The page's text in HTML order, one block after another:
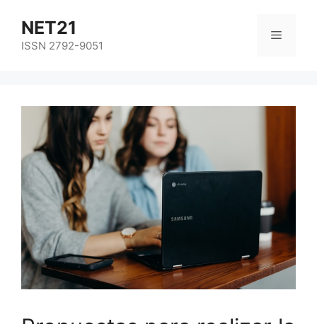
NET21
ISSN 2792-9051